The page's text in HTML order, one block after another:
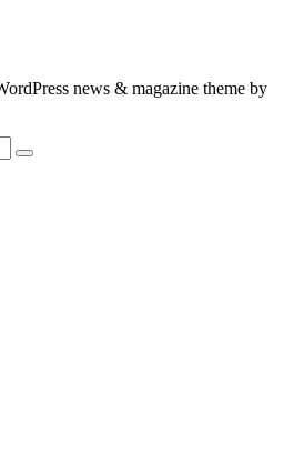
news & magazine theme by